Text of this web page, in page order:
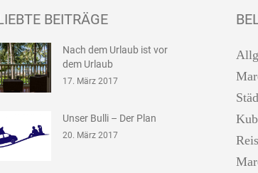
BEITRÄGE
Nach dem Urlaub ist vor
dem Urlaub
17. März 2017
Unser Bulli – Der Plan
20. März 2017